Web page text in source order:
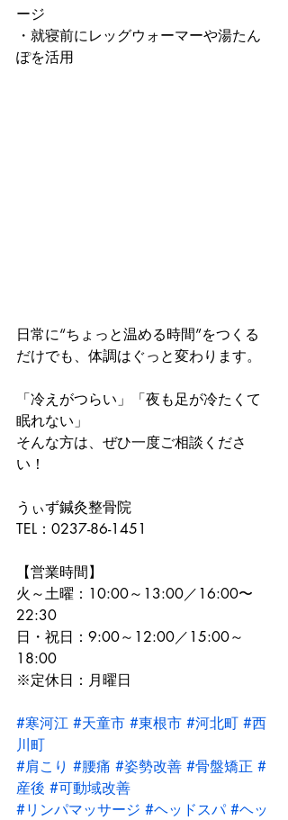
ージ
・就寝前にレッグウォーマーや湯たん
ぽを活用
日常に“ちょっと温める時間”をつくる
だけでも、体調はぐっと変わります。
「冷えがつらい」「夜も足が冷たくて
眠れない」
そんな方は、ぜひ一度ご相談くださ
い！
うぃず鍼灸整骨院
TEL：0237-86-1451
【営業時間】
火～土曜：10:00～13:00／16:00〜
22:30
日・祝日：9:00～12:00／15:00～
18:00
※定休日：月曜日
#寒河江 #天童市 #東根市 #河北町 #西
川町
#肩こり #腰痛 #姿勢改善 #骨盤矯正 #
産後 #可動域改善
#リンパマッサージ #ヘッドスパ #ヘッ